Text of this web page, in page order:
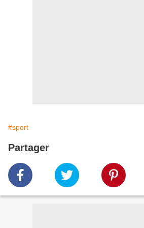
#sport
Partager